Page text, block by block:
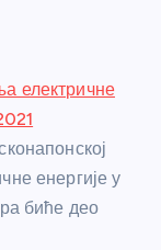
e
електричне
енергије у
биће део